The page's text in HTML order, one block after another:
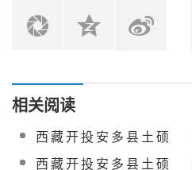
相关阅读
西藏开投安多县土硕
100MW光热项目除氧器
西藏开投安多县土硕